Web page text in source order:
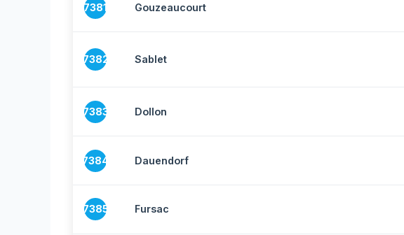
7381 Gouzeaucourt
7382 Sablet
7383 Dollon
7384 Dauendorf
7385 Fursac